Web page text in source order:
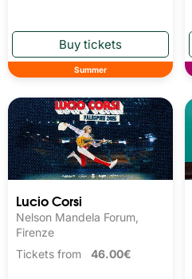
Summer
Lucio Corsi
Nelson Mandela Forum,
Firenze
Tickets from 46.00€